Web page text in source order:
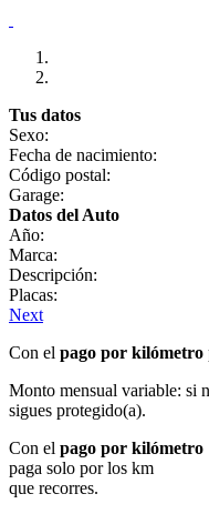
Tus datos
Sexo:
Fecha de nacimiento:
Código postal:
Garage:
Datos del Auto
Año:
Marca:
Descripción:
Placas:
Next
Con el pago por kilómetro
Monto mensual variable: si
sigues protegido(a).
Con el pago por kilómetro
paga solo por los km
que recorres.